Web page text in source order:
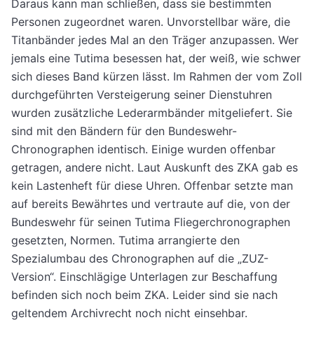
Daraus kann man schließen, dass sie bestimmten
Personen zugeordnet waren. Unvorstellbar wäre, die
Titanbänder jedes Mal an den Träger anzupassen. Wer
jemals eine Tutima besessen hat, der weiß, wie schwer
sich dieses Band kürzen lässt. Im Rahmen der vom Zoll
durchgeführten Versteigerung seiner Dienstuhren
wurden zusätzliche Lederarmbänder mitgeliefert. Sie
sind mit den Bändern für den Bundeswehr-
Chronographen identisch. Einige wurden offenbar
getragen, andere nicht. Laut Auskunft des ZKA gab es
kein Lastenheft für diese Uhren. Offenbar setzte man
auf bereits Bewährtes und vertraute auf die, von der
Bundeswehr für seinen Tutima Fliegerchronographen
gesetzten, Normen. Tutima arrangierte den
Spezialumbau des Chronographen auf die „ZUZ-
Version“. Einschlägige Unterlagen zur Beschaffung
befinden sich noch beim ZKA. Leider sind sie nach
geltendem Archivrecht noch nicht einsehbar.